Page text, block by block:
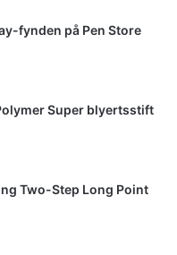
fynden på Pen Store
Super blyertsstift
Two-Step Long Point